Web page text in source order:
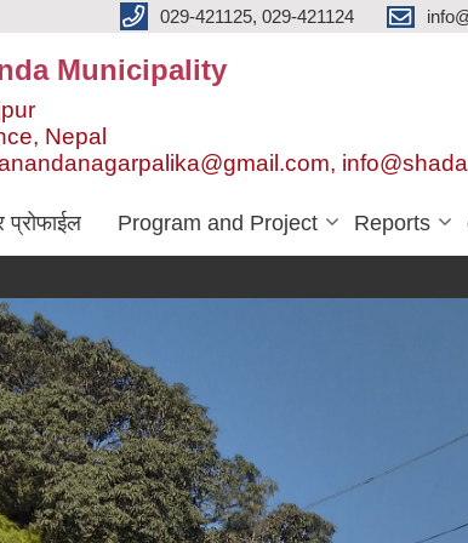
029-421125, 029-421124
Municipality
Nepal
प्रोफाईल Program and Project Reports